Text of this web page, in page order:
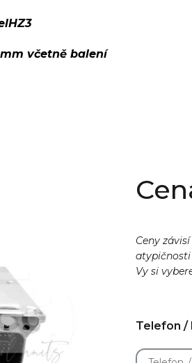
mm včetně balení
Ceny
Vy si
Telefon /